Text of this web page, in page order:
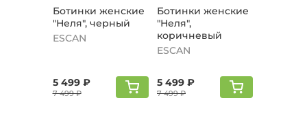
Ботинки женские
"Неля", черный
ESCAN
5 499 ₽
7 499 ₽
Ботинки женские
"Неля",
коричневый
ESCAN
5 499 ₽
7 499 ₽